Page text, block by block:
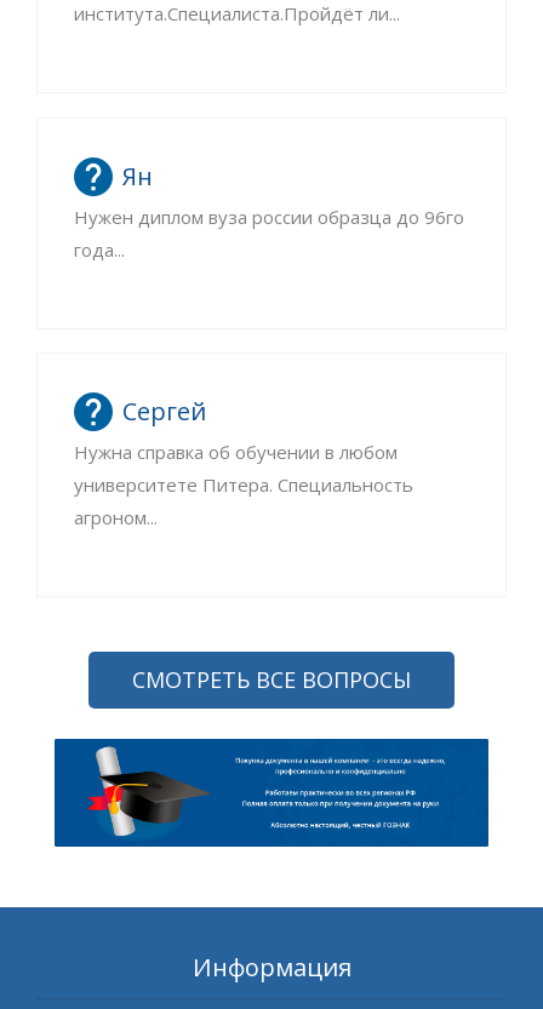
института.Специалиста.Пройдёт ли...
Ян
Нужен диплом вуза россии образца до 96го
года...
Сергей
Нужна справка об обучении в любом
университете Питера. Специальность
агроном...
СМОТРЕТЬ ВСЕ ВОПРОСЫ
Информация